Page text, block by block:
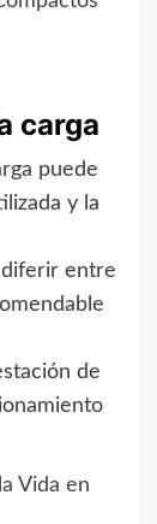
carga
puede
y la
diferir entre
de
Vida en